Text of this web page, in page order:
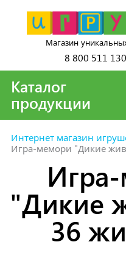
Магазин
8 800 511
Каталог
продукции
Интернет магазин
Игра-мемори "Дикие
"Дикие
36